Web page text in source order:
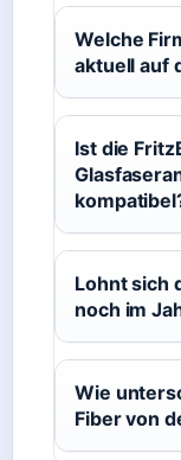
Welche
aktuell auf
Ist die
Lohnt sich
noch im
Wie
Fiber von